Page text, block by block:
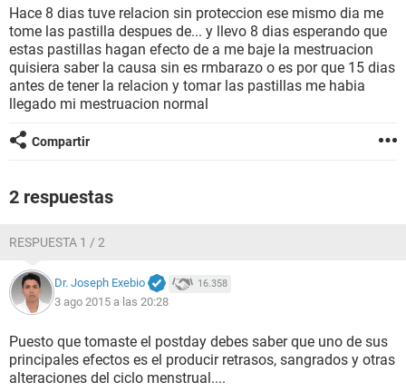
SEXUALIDAD
GLOSARIO
Hace 8 dias tuve relacion sin proteccion ese mismo dia me
tome las pastilla despues de... y llevo 8 dias esperando que
estas pastillas hagan efecto de a me baje la mestruacion
quisiera saber la causa sin es rmbarazo o es por que 15 dias
antes de tener la relacion y tomar las pastillas me habia
llegado mi mestruacion normal
Compartir
2 respuestas
RESPUESTA 1 / 2
Dr. Joseph Exebio 16.358
3 ago 2015 a las 20:28
Puesto que tomaste el postday debes saber que uno de sus
principales efectos es el producir retrasos, sangrados y otras
alteraciones del ciclo menstrual....